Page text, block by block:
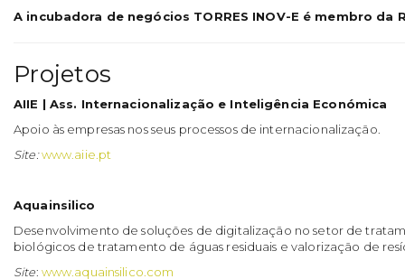
A incubadora de negócios TORRES INOV-E é membro da
Projetos
AIIE | Ass. Internacionalização e Inteligência Económica
Apoio às empresas nos seus processos de internacionalização.
Site:www.aiie.pt
Aquainsilico
Desenvolvimento de soluções de digitalização no setor de
biológicos de tratamento de águas residuais e valorização de
Site: www.aquainsilico.com